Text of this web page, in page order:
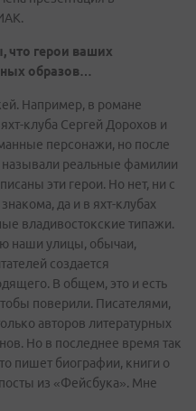
что герои ваших
образов…
Например, в романе
клуба Сергей Дорохов и
персонажи, но после
реальные фамилии
эти герои. Но нет, ни с
да и в яхт-клубах
владивостокские типажи.
наши улицы, обычаи,
создается
В общем, это и есть
поверили. Писателями,
авторов литературных
Но в последнее время так
пишет биографии, книги о
из «Фейсбука». Мне